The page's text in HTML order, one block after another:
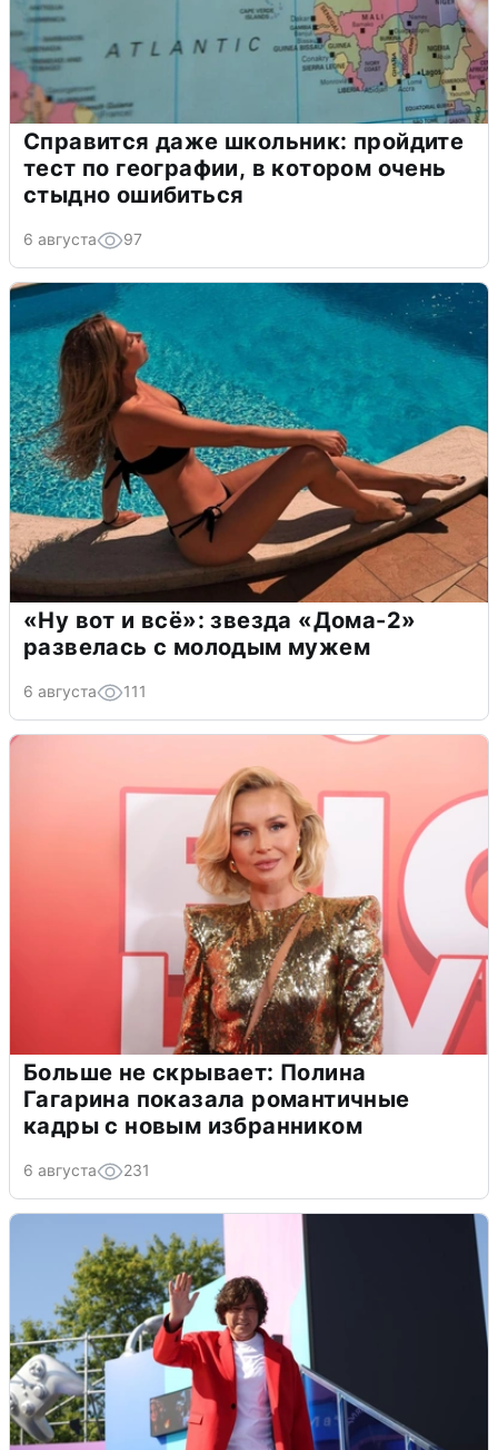
Справится даже школьник: пройдите
тест по географии, в котором очень
стыдно ошибиться
6 августа 97
«Ну вот и всё»: звезда «Дома-2»
развелась с молодым мужем
6 августа 111
Больше не скрывает: Полина
Гагарина показала романтичные
кадры с новым избранником
6 августа 231